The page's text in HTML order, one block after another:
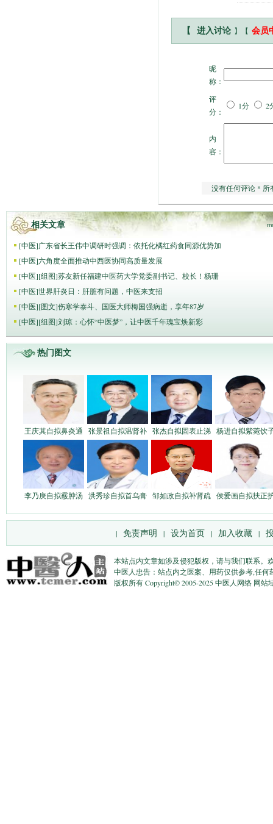
【 进入讨论 】【 会员
昵
称：
评
分：
1分 2
内
容：
没有任何评论 * 所
相关文章
[中医]广东省长王伟中调研时强调：依托化橘红药食同源优势加
[中医]六角度全面推动中西医协同高质量发展
[中医][组图]苏友新任福建中医药大学党委副书记、校长！杨珊
[中医]世界肝炎日：肝脏有问题，中医来支招
[中医][图文]伤寒学泰斗、国医大师梅国强病逝，享年87岁
[中医][组图]刘琼：心怀“中医梦”，让中医千年瑰宝焕新彩
热门图文
王庆其自拟鼻炎通 张景祖自拟温肾补 张杰自拟固表止涕 杨进自拟紫菀饮
李乃庚自拟霰肿汤 洪秀珍自拟首乌膏 邹如政自拟补肾疏 侯爱画自拟扶正
| 免责声明 | 设为首页 | 加入收藏 |
本站点内文章如涉及侵犯版权，请与我们联系。
中医人忠告：站点内之医案、用药仅供参考,任
版权所有 Copyright© 2005-2025 中医人网络 网站